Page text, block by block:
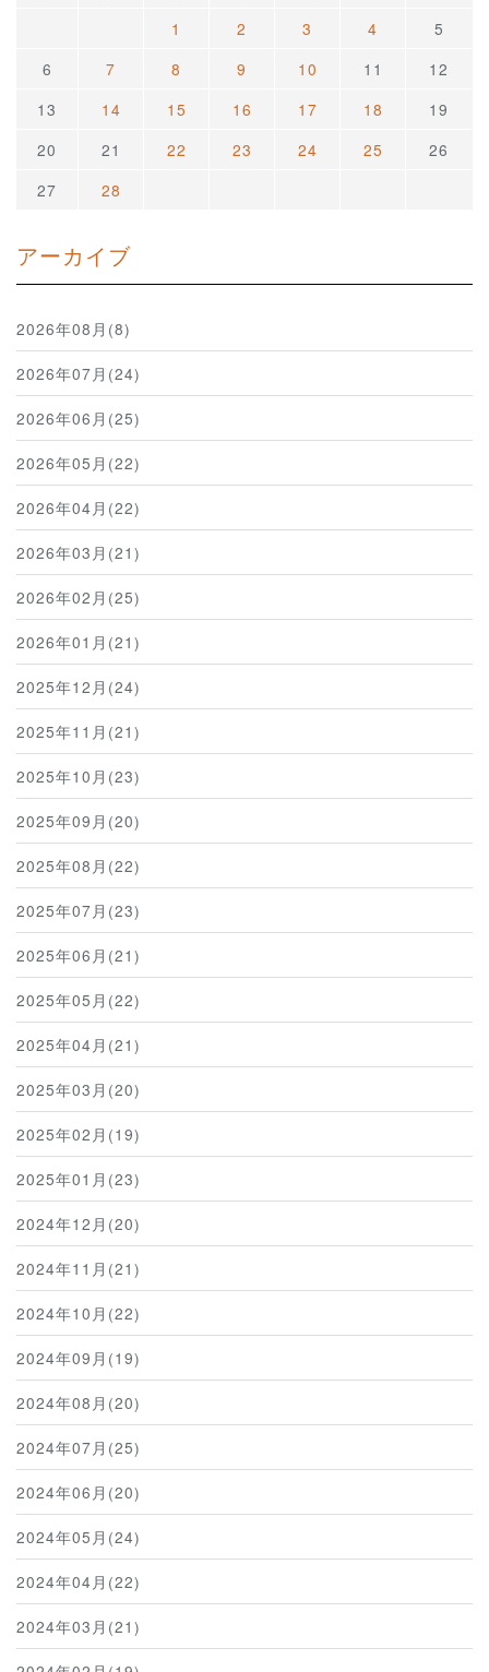
1
2 3 4
5
6
7 8 9 10 11
12
13
14 15 16 17 18
19
20
21 22 23 24 25
26
27
28
アーカイブ
2026年08月(8)
2026年07月(24)
2026年06月(25)
2026年05月(22)
2026年04月(22)
2026年03月(21)
2026年02月(25)
2026年01月(21)
2025年12月(24)
2025年11月(21)
2025年10月(23)
2025年09月(20)
2025年08月(22)
2025年07月(23)
2025年06月(21)
2025年05月(22)
2025年04月(21)
2025年03月(20)
2025年02月(19)
2025年01月(23)
2024年12月(20)
2024年11月(21)
2024年10月(22)
2024年09月(19)
2024年08月(20)
2024年07月(25)
2024年06月(20)
2024年05月(24)
2024年04月(22)
2024年03月(21)